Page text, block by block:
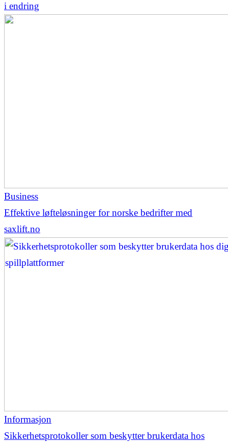
i endring
Business
Effektive løfteløsninger for norske bedrifter med
saxlift.no
Informasjon
Sikkerhetsprotokoller som beskytter brukerdata hos